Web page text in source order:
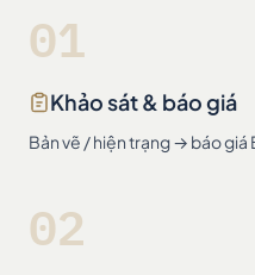
01
Khảo sát & báo giá
Bản vẽ / hiện trạng → báo
02